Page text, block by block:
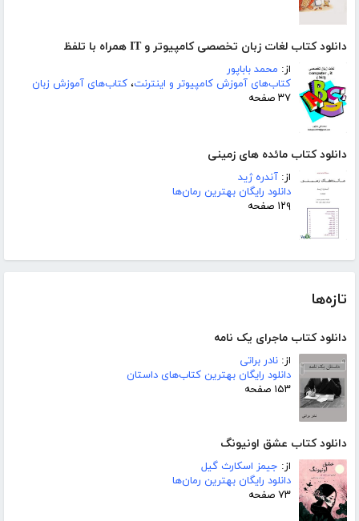
دانلود کتاب لغات زبان تخصصی کامپیوتر و IT همراه با تلفظ
از: محمد باباپور
کتاب‌های آموزش کامپیوتر و اینترنت، کتاب‌های آموزش زبان
۳۷ صفحه
دانلود کتاب مائده های زمینی
از: آندره ژید
دانلود رایگان بهترین رمان‌ها
۱۲۹ صفحه
تازه‌ها
دانلود کتاب ماجرای یک نامه
از: نادر براتی
دانلود رایگان بهترین کتاب‌های داستان
۱۵۳ صفحه
دانلود کتاب عشق اونیونگ
از: جیمز اسکارث گیل
دانلود رایگان بهترین رمان‌ها
۷۳ صفحه